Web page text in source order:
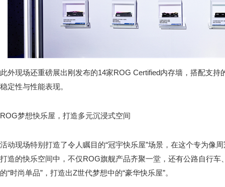
此外现场还重磅展出刚发布的14家ROG Certified内存墙，搭配支
稳定性与性能表现。
ROG梦想快乐屋，打造多元沉浸式空间
活动现场特别打造了令人瞩目的“冠宇快乐屋”场景，在这个专为像
打造的快乐空间中，不仅ROG旗舰产品齐聚一堂，还有公路自行
的“时尚单品”，打造出Z世代梦想中的“豪华快乐屋”。